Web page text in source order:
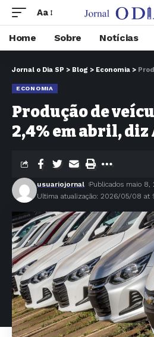
Aa
Home Sobre Notícias
Jornal o Dia SP > Blog > Economia >
ECONOMIA
Produção de
2,4% em abril, diz
Ultima atualização: 2026/05/08 at
usuariojornal Publicados maio 8,